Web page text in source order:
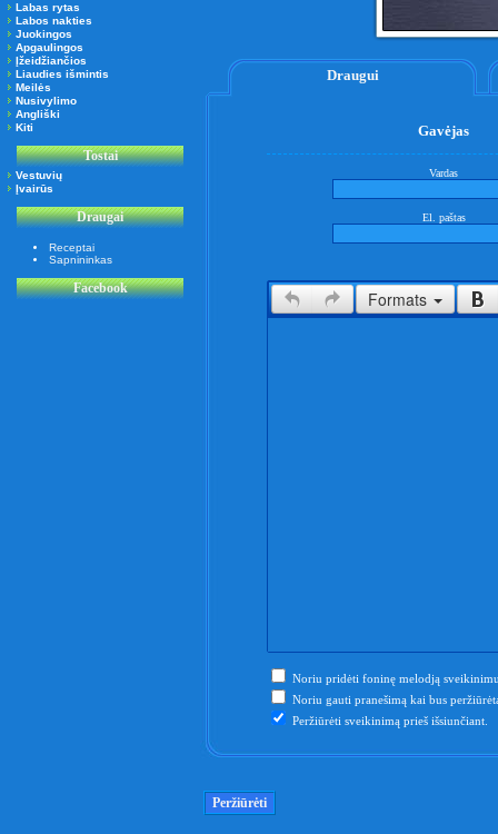
Labas rytas
Labos nakties
Juokingos
Apgaulingos
Įžeidžiančios
Liaudies išmintis
Meilės
Nusivylimo
Angliški
Kiti
Tostai
Vestuvių
Įvairūs
Draugai
Receptai
Sapnininkas
Facebook
Draugui
Gavėjas
Vardas
El. paštas
Formats
Noriu pridėti foninę melodją
Noriu gauti pranešimą kai bus
Peržiūrėti sveikinimą prieš išsiunčiant.